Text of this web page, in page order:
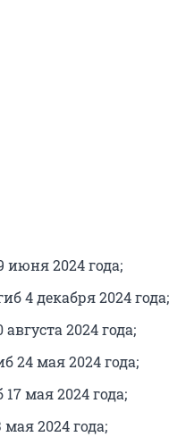
июня 2024 года;
4 декабря 2024 года;
2024 года;
24 мая 2024 года;
мая 2024 года;
2024 года;